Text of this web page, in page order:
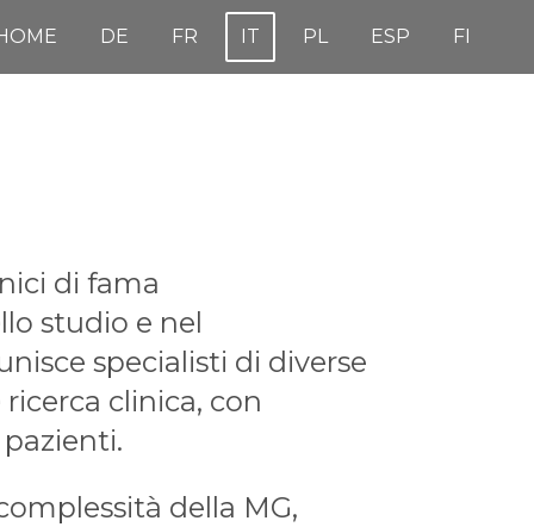
DE FR IT PL ESP FI
di fama
studio e nel
specialisti di diverse
clinica, con
della MG,